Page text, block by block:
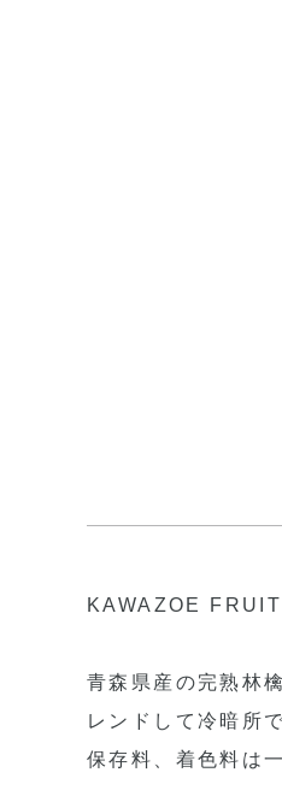
KAWAZOE FRUIT
青森県産の完熟林
レンドして冷暗所
保存料、着色料は